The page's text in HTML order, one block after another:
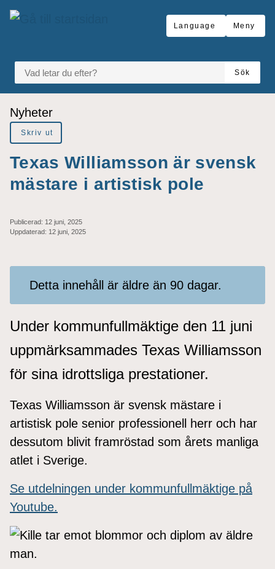
Gå till innehåll
Language Meny
VAD LETAR DU EFTER?
Sök
Du är här:
Nyheter
Skriv ut
Texas Williamsson är svensk
mästare i artistisk pole
Publicerad: 12 juni, 2025
Uppdaterad: 12 juni, 2025
Detta innehåll är äldre än 90 dagar.
Under kommunfullmäktige den 11 juni
uppmärksammades Texas Williamsson
för sina idrottsliga prestationer.
Texas Williamsson är svensk mästare i
artistisk pole senior professionell herr och har
dessutom blivit framröstad som årets manliga
atlet i Sverige.
Se utdelningen under kommunfullmäktige på
Youtube.